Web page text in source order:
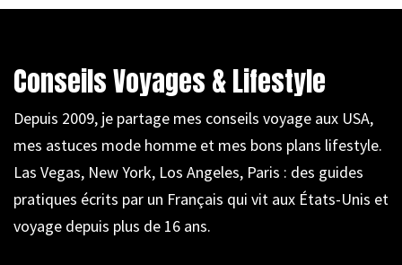
Conseils Voyages & Lifestyle
Depuis 2009, je partage mes conseils voyage aux USA,
mes astuces mode homme et mes bons plans lifestyle.
Las Vegas, New York, Los Angeles, Paris : des guides
pratiques écrits par un Français qui vit aux États-Unis et
voyage depuis plus de 16 ans.